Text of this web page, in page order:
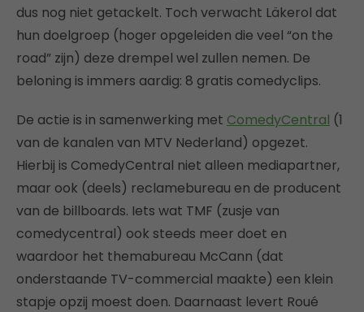
dus nog niet getackelt. Toch verwacht Läkerol dat
hun doelgroep (hoger opgeleiden die veel “on the
road” zijn) deze drempel wel zullen nemen. De
beloning is immers aardig: 8 gratis comedyclips.
De actie is in samenwerking met ComedyCentral (1
van de kanalen van MTV Nederland) opgezet.
Hierbij is ComedyCentral niet alleen mediapartner,
maar ook (deels) reclamebureau en de producent
van de billboards. Iets wat TMF (zusje van
comedycentral) ook steeds meer doet en
waardoor het themabureau McCann (dat
onderstaande TV-commercial maakte) een klein
stapje opzij moest doen. Daarnaast levert Roué